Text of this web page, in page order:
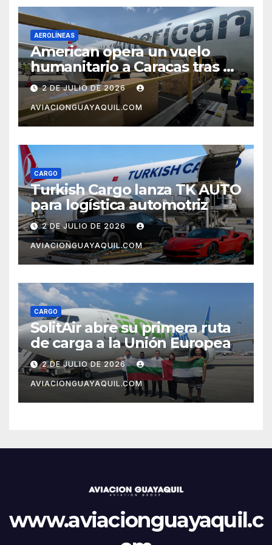
AEROLÍNEAS
American opera un vuelo
humanitario a Caracas tras el
terremoto en Venezuela
2 DE JULIO DE 2026
AVIACIONGUAYAQUIL.COM
CARGO
Turkish Cargo lanza TK AUTO
para logística automotriz
2 DE JULIO DE 2026
AVIACIONGUAYAQUIL.COM
CARGO
SolitAir abre su primera ruta
de carga a la Unión Europea
2 DE JULIO DE 2026
AVIACIONGUAYAQUIL.COM
www.aviacionguayaquil.c